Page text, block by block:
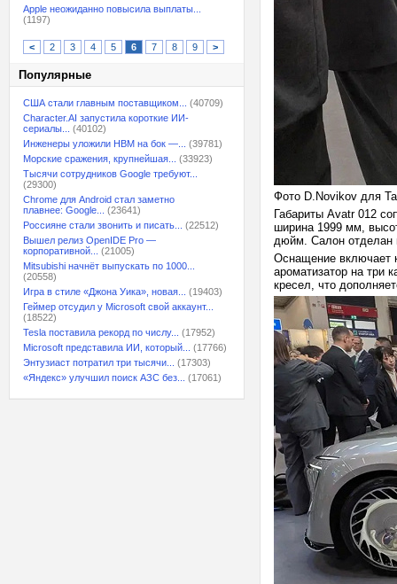
Apple неожиданно повысила выплаты...
(1197)
< 2 3 4 5 6 7 8 9 >
Популярные
США стали главным поставщиком...
(40709)
Character.AI запустила короткие ИИ-
сериалы...
(40102)
Инженеры уложили HBM на бок —...
(39781)
Морские сражения, крупнейшая...
(33923)
Тысячи сотрудников Google требуют...
(29300)
Chrome для Android стал заметно
плавнее: Google...
(23641)
Россияне стали звонить и писать...
(22512)
Вышел релиз OpenIDE Pro —
корпоративной...
(21005)
Mitsubishi начнёт выпускать по 1000...
(20558)
Игра в стиле «Джона Уика», новая...
(19403)
Геймер отсудил у Microsoft свой аккаунт...
(18522)
Tesla поставила рекорд по числу...
(17952)
Microsoft представила ИИ, который...
(17766)
Энтузиаст потратил три тысячи...
(17303)
«Яндекс» улучшил поиск АЗС без...
(17061)
Фото D.Novikov для
Габариты Avatr 012
ширина 1999 мм,
дюйм. Салон отделан
Оснащение включает
ароматизатор на три
кресел, что